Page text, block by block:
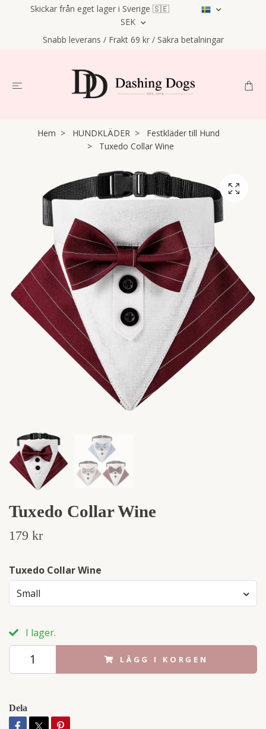
Skickar från eget lager i Sverige 🇸🇪
SEK
Snabb leverans / Frakt 69 kr / Säkra betalningar
Hem HUNDKLÄDER
Festkläder till Hund
Tuxedo Collar Wine
Tuxedo Collar Wine
179 kr
Tuxedo Collar Wine
Small
I lager.
LÄGG I KORGEN
Dela